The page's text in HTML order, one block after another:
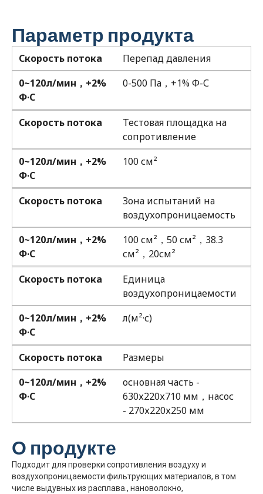
Параметр продукта
Скорость потока
Перепад давления
0~120л/мин，+2%
Ф·С
0-500 Па，+1% Ф-С
Скорость потока
Тестовая площадка на
сопротивление
0~120л/мин，+2%
Ф·С
100 см²
Скорость потока
Зона испытаний на
воздухопроницаемость
0~120л/мин，+2%
Ф·С
100 см²，50 см²，38.3
см²，20см²
Скорость потока
Единица
воздухопроницаемости
0~120л/мин，+2%
Ф·С
л(м²·с)
Скорость потока
Размеры
0~120л/мин，+2%
Ф·С
основная часть -
630х220х710 мм，насос
- 270х220х250 мм
О продукте
Подходит для проверки сопротивления воздуху и
воздухопроницаемости фильтрующих материалов, в том
числе выдувных из расплава., нановолокно,